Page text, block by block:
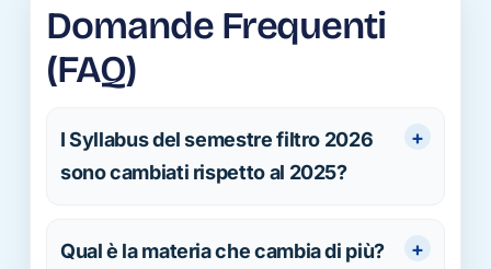
Domande Frequenti
(FAQ)
I Syllabus del semestre filtro 2026
sono cambiati rispetto al 2025?
Qual è la materia che cambia di più?